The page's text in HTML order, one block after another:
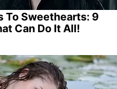
To Sweethearts: 9
Can Do It All!